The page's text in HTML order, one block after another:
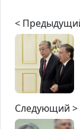
<
Следующий >